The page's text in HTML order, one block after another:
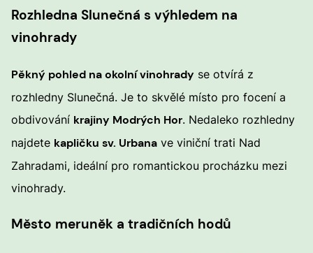
Rozhledna Slunečná s výhledem na
vinohrady
Pěkný pohled na okolní vinohrady se otvírá z
rozhledny Slunečná. Je to skvělé místo pro focení a
obdivování krajiny Modrých Hor. Nedaleko rozhledny
najdete kapličku sv. Urbana ve viniční trati Nad
Zahradami, ideální pro romantickou procházku mezi
vinohrady.
Město meruněk a tradičních hodů